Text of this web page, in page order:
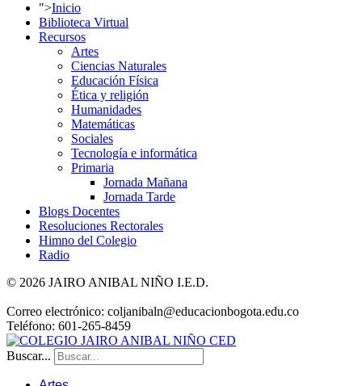
">Inicio
Biblioteca Virtual
Recursos
Artes
Ciencias Naturales
Educación Física
Ética y religión
Humanidades
Matemáticas
Sociales
Tecnología e informática
Primaria
Jornada Mañana
Jornada Tarde
Blogs Docentes
Resoluciones Rectorales
Himno del Colegio
Radio
© 2026 JAIRO ANIBAL NIÑO I.E.D.
Correo electrónico: coljanibaln@educacionbogota.edu.co
Teléfono: 601-265-8459
Buscar...